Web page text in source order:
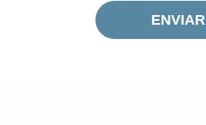
ENVIAR